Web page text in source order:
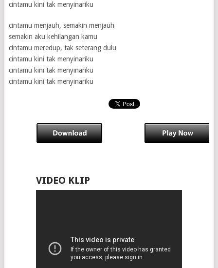
cintamu kini tak menyinariku
cintamu menjauh, semakin menjauh
semakin aku kehilangan kamu
cintamu meredup, tak seterang dulu
cintamu kini tak menyinariku
cintamu kini tak menyinariku
cintamu kini tak menyinariku
VIDEO KLIP